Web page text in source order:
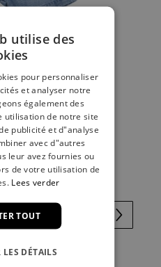
stone bleach
€
utilise des
pour personnaliser
et analyser notre
également des
utilisation de notre site
publicité et d"analyse
avec d"autres
leur avez fournies ou
de votre utilisation de
Lees verder
TOUT
LES DÉTAILS